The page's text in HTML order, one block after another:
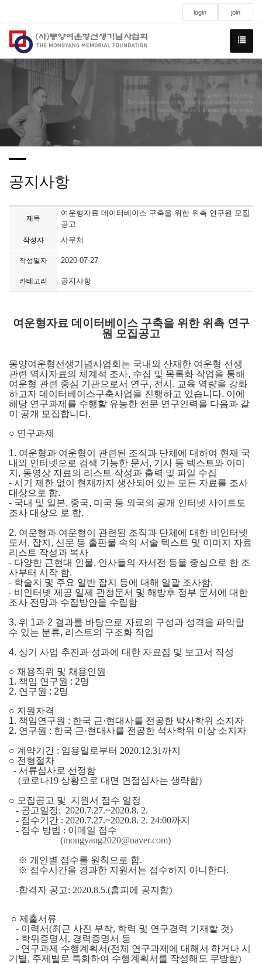
login join
Eternal Youngman Mongyang
Revolutionaries of freedom and independence
National leaders ahead of the times
공지사항
제목
여운형자료 데이터베이스 구축을 위한 위촉 연구원 모집
공고
작성자 사무처
작성일자 2020-07-27
카테고리 공지사항
여운형자료 데이터베이스 구축을 위한 위촉 연구
원 모집공고
몽양여운형선생기념사업회는 국내외 산재한 여운형 선생
관련 역사자료의 체계적 조사, 수집 및 목록화 작업을 통해
여운형 관련 중심 기관으로서 연구, 전시 , 교육 역량을 강화
하고자 데이터베이스구축사업을 진행하고 있습니다. 이에
해당 연구과제를 수행할 유능한 전문 연구인력을 다음과 같
이 공개 모집합니다.
○ 연구과제
1. 여운형과 여운형이 관련된 조직과 단체에 대하여 현재 국
내외 인터넷으로 검색 가능한 문서 , 기사 등 텍스트와 이미
지 , 동영상 자료의 리스트 작성과 출력 및 파일 수집
- 시기 제한 없이 현재까지 생산되어 있는 모든 자료를 조사
대상으로 함.
- 국내 및 일본, 중국, 미국 등 외국의 공개 인터넷 사이트도
조사 대상으 로 함.
2. 여운형과 여운형이 관련된 조직과 단체에 대한 비인터넷
도서 , 잡지 , 신문 등 출판물 속의 서술 텍스트 및 이미지 자료
리스트 작성과 복사
- 다양한 근현대 인물, 인사들의 자서전 등을 중심으로 한 조
사부터 시작 함.
- 학술지 및 주요 일반 잡지 등에 대해 일괄 조사함.
- 비인터넷 제공 일제 관청문서 및 해방후 정부 문서에 대한
조사 전망과 수집방안을 수립함
3. 위 1과 2 결과를 바탕으로 자료의 구성과 성격을 파악할
수 있는 분류, 리스트의 구조화 작업
4. 상기 사업 추진과 성과에 대한 자료집 및 보고서 작성
○ 채용직위 및 채용인원
1. 책임 연구원 : 2명
2. 연구원 : 2명
○ 지원자격
1. 책임연구원 : 한국 근·현대사를 전공한 박사학위 소지자
2. 연구원 : 한국 근·현대사를 전공한 석사학위 이상 소지자
○ 계약기간 : 임용일로부터 2020.12.31까지
○ 전형절차
- 서류심사로 선정함
(코로나19 상황으로 대면 면접심사는 생략함)
○ 모집공고 및 지원서 접수 일정
- 공고일정: 2020.7.27.~2020.8. 2.
- 접수기간 : 2020.7.27.~2020.8. 2. 24:00까지
- 접수 방법 : 이메일 접수
(mongyang2020@naver.com)
※ 개인별 접수를 원칙으로 함.
※ 접수시간을 경과한 지원서는 접수하지 아니한다.
-합격자 공고: 2020.8.5.(홈피에 공지함)
○ 제출서류
- 이력서(최근 사진 부착, 학력 및 연구경력 기재할 것)
- 학위증명서, 경력증명서 등
- 연구과제 수행계획서(전체 연구과제에 대해서 하거나 시
기별, 주제별로 특화하여 수행계획서를 작성해도 무방함)